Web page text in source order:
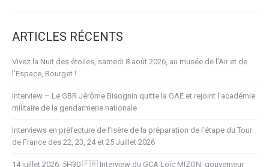
ARTICLES RÉCENTS
Vivez la Nuit des étoiles, samedi 8 août 2026, au musée de l’Air et de
l’Espace, Bourget !
Interview – Le GBR Jérôme Bisognin quitte la GAE et rejoint l’académie
militaire de la gendarmerie nationale
Interviews en préfecture de l’Isère de la préparation de l’étape du Tour
de France des 22, 23, 24 et 25 Juillet 2026
14 juillet 2026, 5H30 🇫🇷 Interview du GCA Loïc MIZON, gouverneur